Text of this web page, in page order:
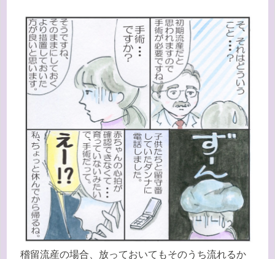
稽留流産の場合、放っておいてもそのうち流れるか